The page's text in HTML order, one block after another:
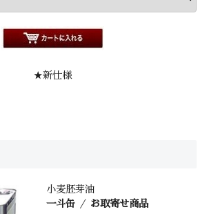
★新仕様
小麦胚芽油
一斗缶 ／ お取寄せ商品